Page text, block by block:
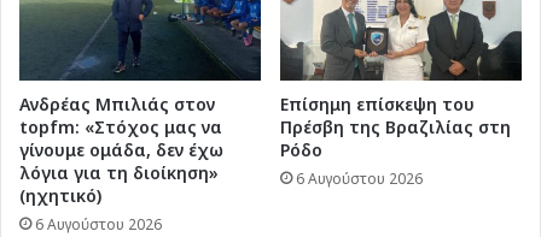
Ανδρέας Μπιλιάς στον
topfm: «Στόχος μας να
γίνουμε ομάδα, δεν έχω
λόγια για τη διοίκηση»
(ηχητικό)
6 Αυγούστου 2026
Επίσημη επίσκεψη του
Πρέσβη της Βραζιλίας στη
Ρόδο
6 Αυγούστου 2026